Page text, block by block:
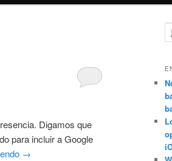
Digamos que
para incluir a Google
→
u
c
a
r